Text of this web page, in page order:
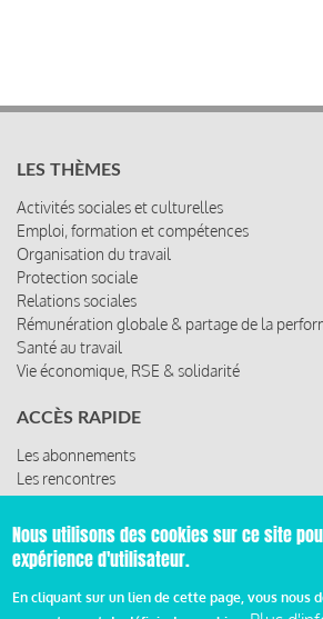
LES THÈMES
Activités sociales et culturelles
Emploi, formation et compétences
Organisation du travail
Protection sociale
Relations sociales
Rémunération globale & partage de la
Santé au travail
Vie économique, RSE & solidarité
ACCÈS RAPIDE
Les abonnements
Les rencontres
Les ressources
© 2019 Miroir Social - Réalisé
Nous utilisons des cookies sur ce site
expérience d'utilisateur.
En cliquant sur un lien de cette page, vous nous